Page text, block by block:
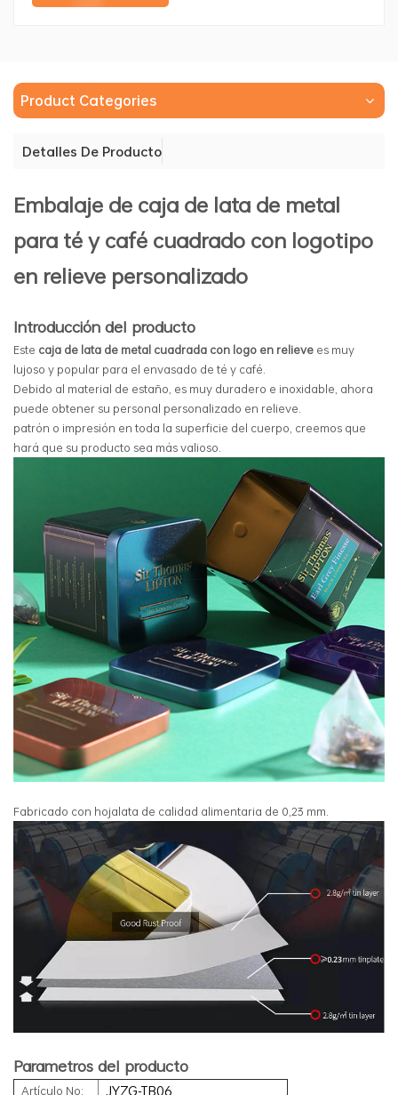
Product Categories
Detalles De Producto
Embalaje de caja de lata de metal
para té y café cuadrado con logotipo
en relieve personalizado
Introducción del producto
Este caja de lata de metal cuadrada con logo en relieve es muy
lujoso y popular para el envasado de té y café.
Debido al material de estaño, es muy duradero e inoxidable, ahora
puede obtener su personal personalizado en relieve.
patrón o impresión en toda la superficie del cuerpo, creemos que
hará que su producto sea más valioso.
Fabricado con hojalata de calidad alimentaria de 0,23 mm.
Parametros del producto
Artículo No: JYZG-TB06